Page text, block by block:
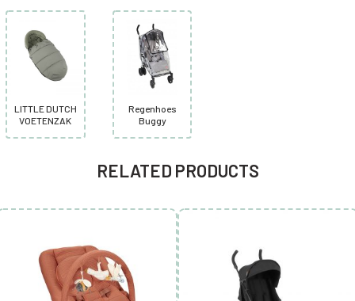
LITTLE DUTCH
VOETENZAK
Regenhoes
Buggy
RELATED PRODUCTS